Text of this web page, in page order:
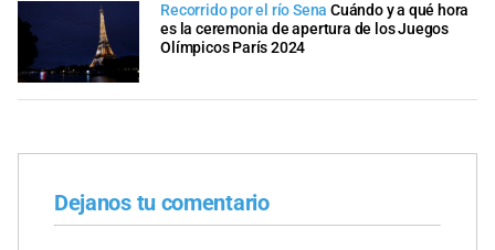
Recorrido por el río Sena Cuándo y a qué hora
es la ceremonia de apertura de los Juegos
Olímpicos París 2024
Dejanos tu comentario